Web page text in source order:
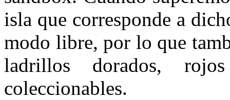
isla que corresponde a
modo libre, por lo que
ladrillos dorados,
coleccionables.